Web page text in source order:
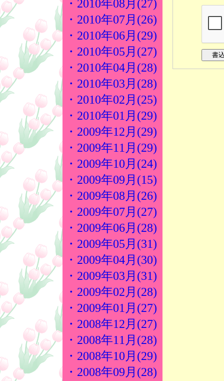
・2010年08月(27)
・2010年07月(26)
・2010年06月(29)
・2010年05月(27)
・2010年04月(28)
・2010年03月(28)
・2010年02月(25)
・2010年01月(29)
・2009年12月(29)
・2009年11月(29)
・2009年10月(24)
・2009年09月(15)
・2009年08月(26)
・2009年07月(27)
・2009年06月(28)
・2009年05月(31)
・2009年04月(30)
・2009年03月(31)
・2009年02月(28)
・2009年01月(27)
・2008年12月(27)
・2008年11月(28)
・2008年10月(29)
・2008年09月(28)